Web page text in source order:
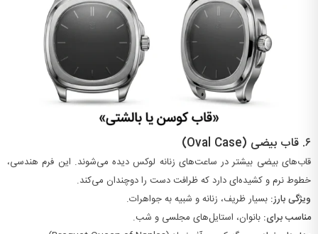
۶. قاب بیضی (Oval Case)
قاب‌های بیضی بیشتر در ساعت‌های زنانه لوکس دیده می‌شوند. این فرم هندسی،
خطوط نرم و کشیده‌ای دارد که ظرافت دست را دوچندان می‌کند.
ویژگی بارز: بسیار ظریف، زنانه و شبیه به جواهرات.
مناسب برای: بانوان، استایل‌های مجلسی و شب.